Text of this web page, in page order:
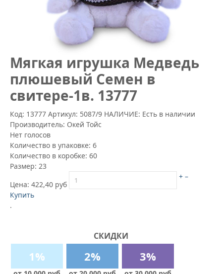
Mягкая игрушка Медведь
плюшевый Семен в
свитере-1в. 13777
Код: 13777 Артикул: 5087/9 НАЛИЧИЕ: Есть в наличии
Производитель: Окей Тойс
Нет голосов
Количество в упаковке: 6
Количество в коробке: 60
Размер: 23
Цена: 422,40 руб
+ –
Купить
.
СКИДКИ
1% 2% 3%